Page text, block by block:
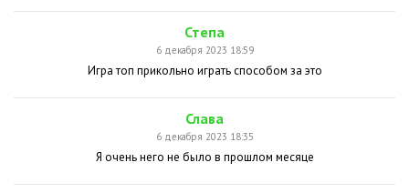
Степа
6 декабря 2023 18:59
Игра топ прикольно играть способом за это
Слава
6 декабря 2023 18:35
Я очень него не было в прошлом месяце